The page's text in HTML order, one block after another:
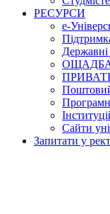
РЕСУРСИ
е-
Державні
Сайти
Запитати у